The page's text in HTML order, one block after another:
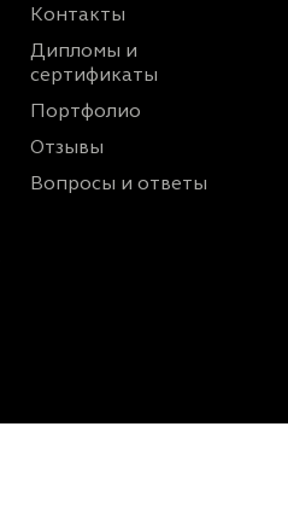
Контакты
Дипломы и
сертификаты
Портфолио
Отзывы
Вопросы и ответы